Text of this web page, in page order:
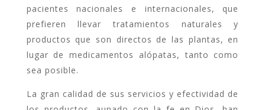
pacientes nacionales e internacionales, que
prefieren llevar tratamientos naturales y
productos que son directos de las plantas, en
lugar de medicamentos alópatas, tanto como
sea posible.
La gran calidad de sus servicios y efectividad de